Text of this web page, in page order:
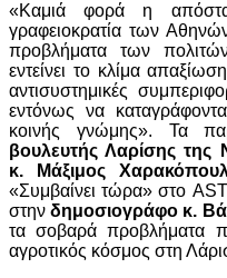
«Καμιά φορά η
γραφειοκρατία των
προβλήματα των
εντείνει το κλίμα
αντισυστημικές
εντόνως να
κοινής γνώμης». Τα
βουλευτής Λαρίσης της
κ. Μάξιμος
«Συμβαίνει τώρα» στο
στηνδημοσιογράφο κ.
τα σοβαρά προβλήματα
αγροτικός κόσμος στη